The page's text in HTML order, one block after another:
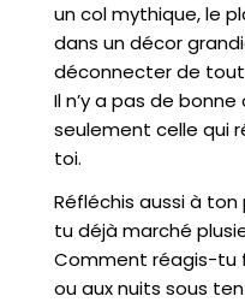
un col mythique, le
dans un décor
déconnecter de
Il n’y a pas de
seulement celle qui
toi.
Réfléchis aussi à
tu déjà marché
Comment réagis-tu
ou aux nuits sous